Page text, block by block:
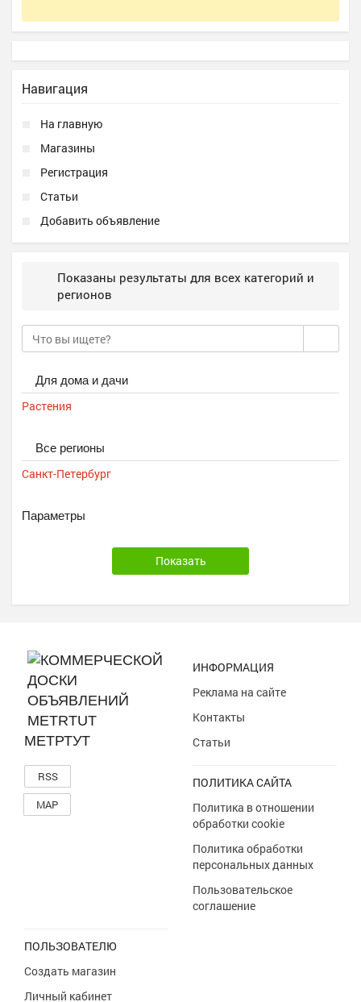
Навигация
На главную
Магазины
Регистрация
Статьи
Добавить объявление
Показаны результаты для всех категорий и
регионов
Для дома и дачи
Растения
Все регионы
Санкт-Петербург
Параметры
МЕТРТУТ
RSS
MAP
ИНФОРМАЦИЯ
Реклама на сайте
Контакты
Статьи
ПОЛИТИКА САЙТА
Политика в отношении
обработки cookie
Политика обработки
персональных данных
Пользовательское
соглашение
ПОЛЬЗОВАТЕЛЮ
Создать магазин
Личный кабинет